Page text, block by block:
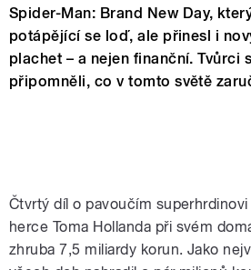
Spider-Man: Brand New Day,
potápějící se loď, ale přinesl i
plachet – a nejen finanční. Tvůrci
připomněli, co v tomto světě
Čtvrtý díl o pavoučím
herce Toma Hollanda při svém
zhruba 7,5 miliardy korun. Jako